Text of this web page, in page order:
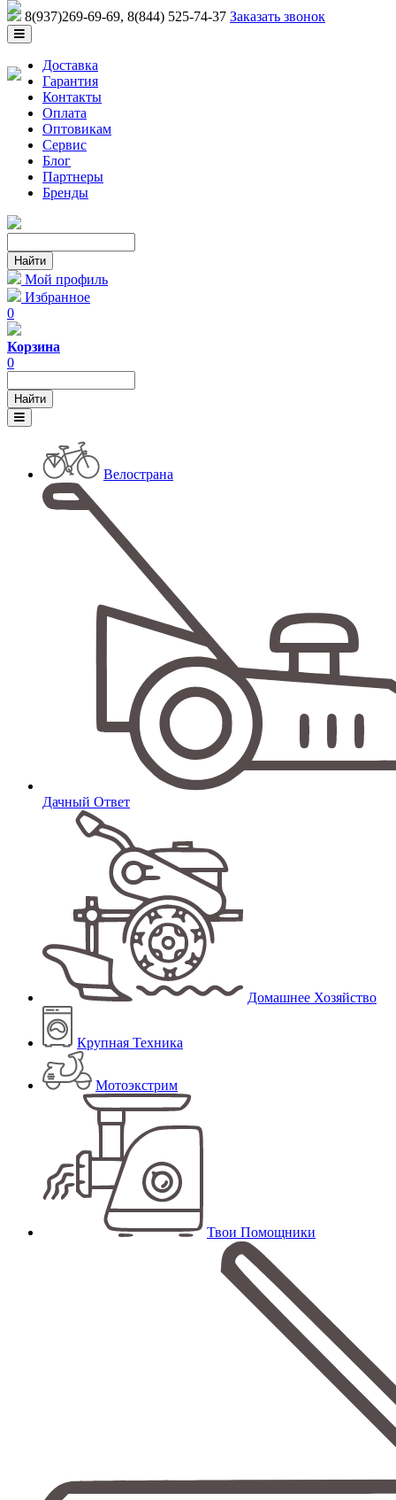
8(937)269-69-69, 8(844) 525-74-37 Заказать звонок
Доставка
Гарантия
Контакты
Оплата
Оптовикам
Сервис
Блог
Партнеры
Бренды
Мой профиль
Избранное
0
Корзина
0
Велострана
Дачный Ответ
Домашнее Хозяйство
Крупная Техника
Мотоэкстрим
Твои Помощники